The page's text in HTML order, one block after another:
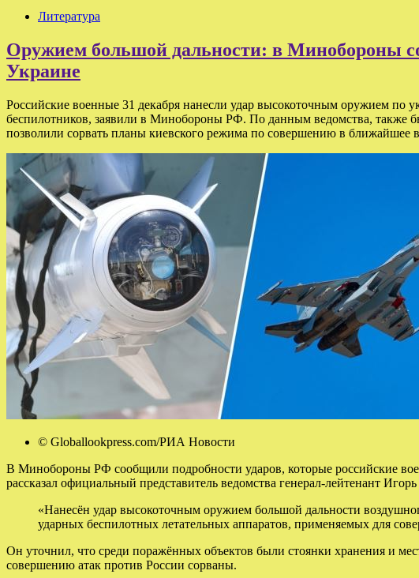
Литература
Оружием большой дальности: в Минобороны
Украине
Российские военные 31 декабря нанесли удар высокоточным оружием по
беспилотников, заявили в Минобороны РФ. По данным ведомства, также
позволили сорвать планы киевского режима по совершению в ближайшее
© Globallookpress.com/РИА Новости
В Минобороны РФ сообщили подробности ударов, которые российские
рассказал официальный представитель ведомства генерал-лейтенант
«Нанесён удар высокоточным оружием большой дальности
ударных беспилотных летательных аппаратов, применяемых для
Он уточнил, что среди поражённых объектов были стоянки хранения и
совершению атак против России сорваны.